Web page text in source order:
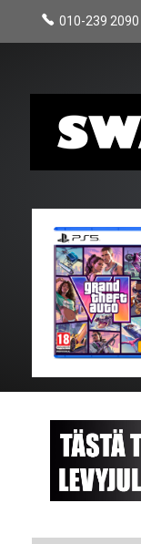
010-239 2090